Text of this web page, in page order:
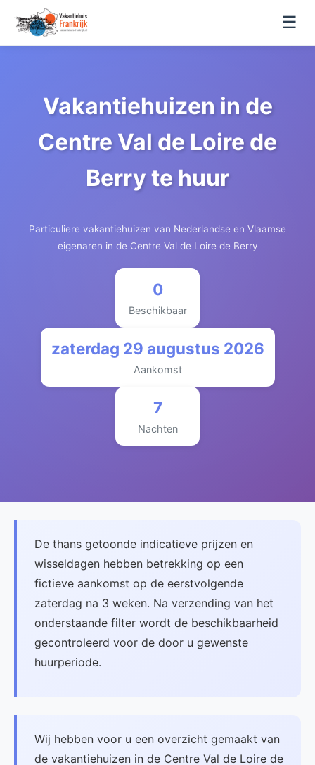
☰
Vakantiehuizen in de
Centre Val de Loire de
Berry te huur
Particuliere vakantiehuizen van Nederlandse en Vlaamse
eigenaren in de Centre Val de Loire de Berry
0
Beschikbaar
zaterdag 29 augustus 2026
Aankomst
7
Nachten
De thans getoonde indicatieve prijzen en
wisseldagen hebben betrekking op een
fictieve aankomst op de eerstvolgende
zaterdag na 3 weken. Na verzending van het
onderstaande filter wordt de beschikbaarheid
gecontroleerd voor de door u gewenste
huurperiode.
Wij hebben voor u een overzicht gemaakt van
de vakantiehuizen in de Centre Val de Loire de